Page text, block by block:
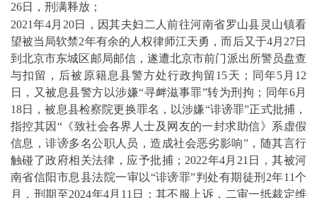
26日，刑满释放；
2021年4月 20日，因其夫妇二人前往河南省罗山县灵山镇看
望被当局软禁2年有余的人权律师江天勇，而后又于4月 27日
到北京市东城区邮局邮信，遂遭北京市前门派出所警员盘查
与扣留，后被原籍息县警方处行政拘留 15天；同年5月 12
日，又被息县警方以涉嫌“寻衅滋事罪”转为刑拘；同年6月
18日，被息县检察院更换罪名，以涉嫌“诽谤罪”正式批捕，
指控其因“《致社会各界人士及网友的一封求助信》系虚假
信息，诽谤多名公职人员，造成社会恶劣影响”，随其言行
触碰了政府相关法律，应予批捕； 2022年4月 21 日，其被河
南省信阳市息县法院一审以“诽谤罪”判处有期徒刑 2年11个
月，刑期至2024年4月 11 日；其不服上诉，二审一纸裁定维